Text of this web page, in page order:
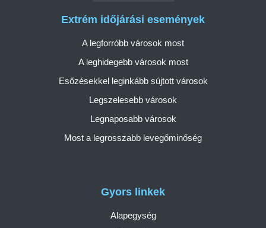
Gyors linkek
Alapegység
Extrém időjárási események
A legforróbb városok most
A leghidegebb városok most
Esőzésekkel leginkább sújtott városok
Legszelesebb városok
Legnaposabb városok
Most a legrosszabb levegőminőség